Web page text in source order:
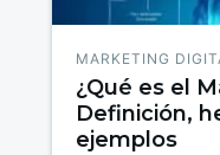
MARKETING
¿Qué es el
Definición,
ejemplos